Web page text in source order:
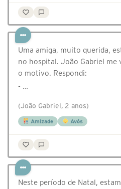
Uma amiga, muito querida,
no hospital. João Gabriel me
o motivo. Respondi:
- …
(João Gabriel, 2 anos)
Amizade Avós
Neste período de Natal,